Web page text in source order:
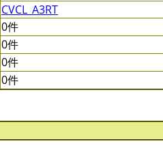
CVCL_A3RT
0件
0件
0件
0件